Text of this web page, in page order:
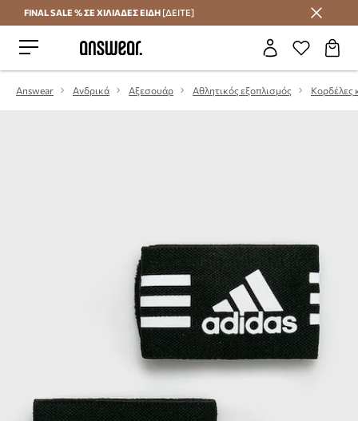
Εξοικονομήστε με το Answear Club
FINAL SALE % ΣΕ ΧΙΛΙΑΔΕΣ ΕΙΔΗ [ΔΕΙΤΕ]
Answear Ανδρικά Αξεσουάρ Αθλητικός εξοπλισμός Κορδέλες